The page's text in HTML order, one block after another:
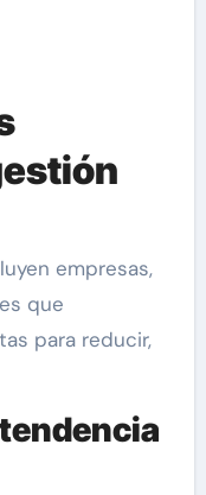
empresas,
que
para reducir,